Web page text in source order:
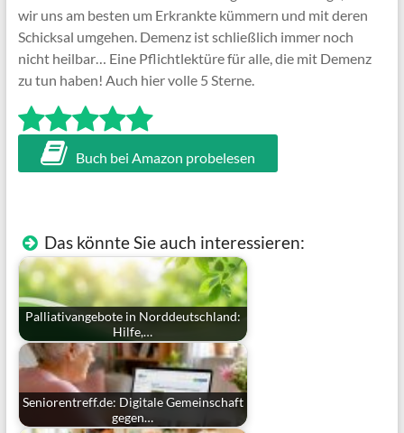
wir uns am besten um Erkrankte kümmern und mit deren
Schicksal umgehen. Demenz ist schließlich immer noch
nicht heilbar… Eine Pflichtlektüre für alle, die mit Demenz
zu tun haben! Auch hier volle 5 Sterne.
Buch bei Amazon probelesen
Das könnte Sie auch interessieren:
Palliativangebote in Norddeutschland:
Hilfe,…
Seniorentreff.de: Digitale Gemeinschaft
gegen…